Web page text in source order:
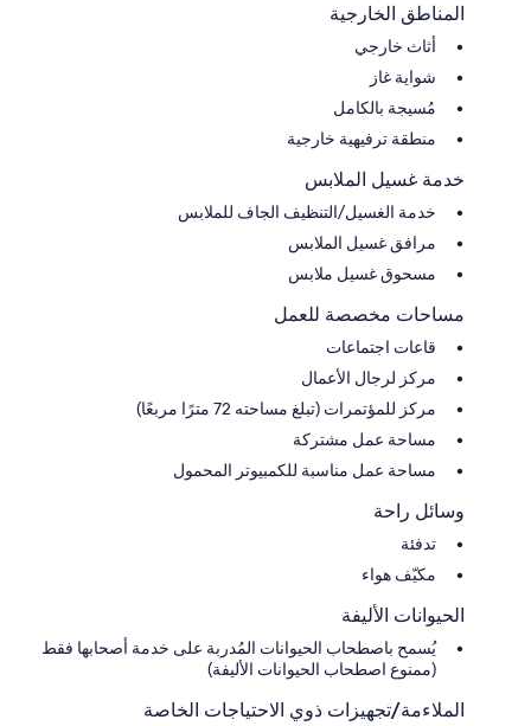
المناطق الخارجية
أثاث خارجي
شواية غاز
مُسيجة بالكامل
منطقة ترفيهية خارجية
خدمة غسيل الملابس
خدمة الغسيل/التنظيف الجاف للملابس
مرافق غسيل الملابس
مسحوق غسيل ملابس
مساحات مخصصة للعمل
قاعات اجتماعات
مركز لرجال الأعمال
مركز للمؤتمرات (تبلغ مساحته 72 مترًا مربعًا)
مساحة عمل مشتركة
مساحة عمل مناسبة للكمبيوتر المحمول
وسائل راحة
تدفئة
مكيّف هواء
الحيوانات الأليفة
يُسمح باصطحاب الحيوانات المُدربة على خدمة أصحابها فقط
(ممنوع اصطحاب الحيوانات الأليفة)
الملاءمة/تجهيزات ذوي الاحتياجات الخاصة